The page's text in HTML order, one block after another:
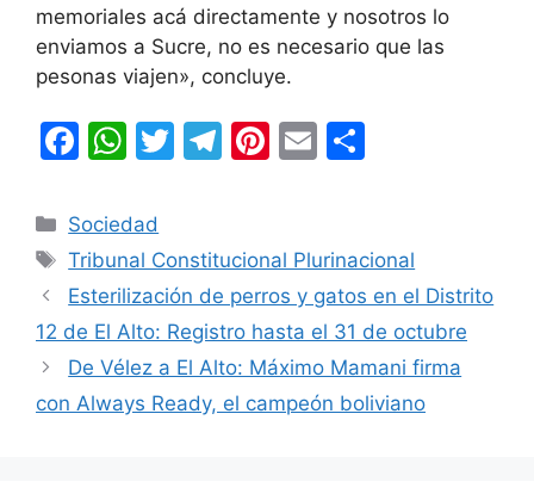
memoriales acá directamente y nosotros lo
enviamos a Sucre, no es necesario que las
pesonas viajen», concluye.
F
c
e
b
o
o
k
W
at
s
A
p
p
T
er
T
gr
a
m
Pi
e
st
E
l
p
ar
tir
Categorías
Sociedad
Etiquetas
Tribunal Constitucional Plurinacional
Esterilización de perros y gatos en el Distrito
12 de El Alto: Registro hasta el 31 de octubre
De Vélez a El Alto: Máximo Mamani firma
con Always Ready, el campeón boliviano